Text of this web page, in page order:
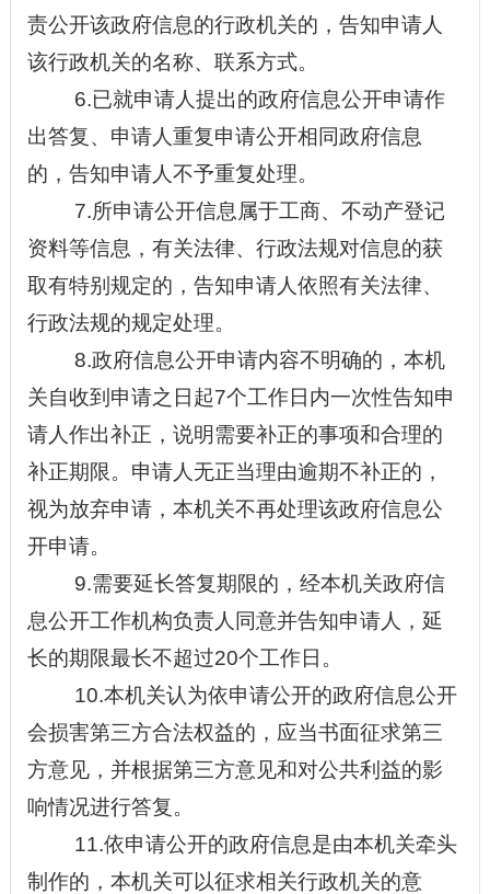
责公开该政府信息的行政机关的，告知申请人
该行政机关的名称、联系方式。
6.已就申请人提出的政府信息公开申请作
出答复、申请人重复申请公开相同政府信息
的，告知申请人不予重复处理。
7.所申请公开信息属于工商、不动产登记
资料等信息，有关法律、行政法规对信息的获
取有特别规定的，告知申请人依照有关法律、
行政法规的规定处理。
8.政府信息公开申请内容不明确的，本机
关自收到申请之日起7个工作日内一次性告知申
请人作出补正，说明需要补正的事项和合理的
补正期限。申请人无正当理由逾期不补正的，
视为放弃申请，本机关不再处理该政府信息公
开申请。
9.需要延长答复期限的，经本机关政府信
息公开工作机构负责人同意并告知申请人，延
长的期限最长不超过20个工作日。
10.本机关认为依申请公开的政府信息公开
会损害第三方合法权益的，应当书面征求第三
方意见，并根据第三方意见和对公共利益的影
响情况进行答复。
11.依申请公开的政府信息是由本机关牵头
制作的，本机关可以征求相关行政机关的意